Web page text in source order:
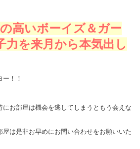
高いボーイズ＆ガー
力を来月から本気出し
！！
にお部屋は機会を逃してしまうともう会えな
屋は是非お早めにお問い合わせをお願いいた